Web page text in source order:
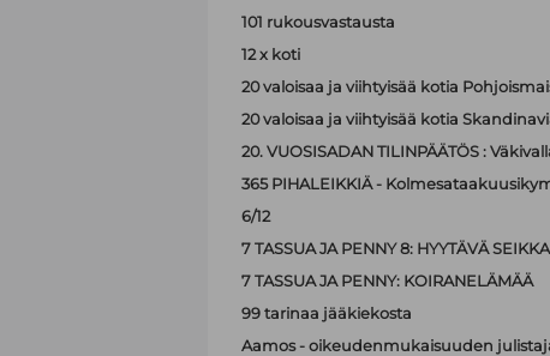
101 rukousvastausta
12 x koti
20 valoisaa ja viihtyisää kotia
20 valoisaa ja viihtyisää kotia
20. VUOSISADAN TILINPÄÄTÖS :
365 PIHALEIKKIÄ -
6/12
7 TASSUA JA PENNY 8: HYYTÄVÄ
7 TASSUA JA PENNY: KOIRANELÄMÄÄ
99 tarinaa jääkiekosta
Aamos - oikeudenmukaisuuden